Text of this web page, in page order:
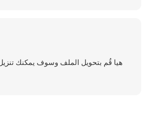
هيا قُم بتحويل الملف وسوف يمكنك